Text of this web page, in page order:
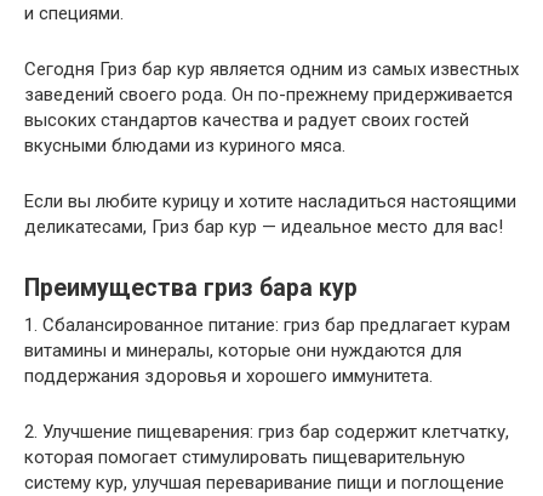
и специями.
Сегодня Гриз бар кур является одним из самых известных
заведений своего рода. Он по-прежнему придерживается
высоких стандартов качества и радует своих гостей
вкусными блюдами из куриного мяса.
Если вы любите курицу и хотите насладиться настоящими
деликатесами, Гриз бар кур — идеальное место для вас!
Преимущества гриз бара кур
1. Сбалансированное питание: гриз бар предлагает курам
витамины и минералы, которые они нуждаются для
поддержания здоровья и хорошего иммунитета.
2. Улучшение пищеварения: гриз бар содержит клетчатку,
которая помогает стимулировать пищеварительную
систему кур, улучшая переваривание пищи и поглощение